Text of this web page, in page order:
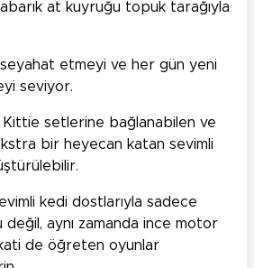
at kuyruğu topuk tarağıyla
etmeyi ve her gün yeni
seviyor.
Kittie setlerine bağlanabilen ve
bir heyecan katan sevimli
kedi dostlarıyla sadece
değil, aynı zamanda ince motor
de öğreten oyunlar